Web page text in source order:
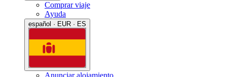
Comprar viaje
Ayuda
español · EUR · ES
Anunciar alojamiento